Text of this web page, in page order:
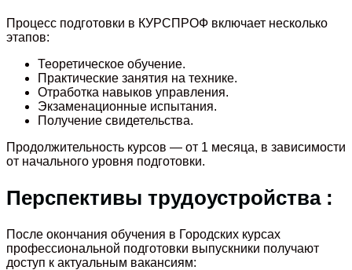
Процесс подготовки в КУРСПРОФ включает несколько
этапов:
Теоретическое обучение.
Практические занятия на технике.
Отработка навыков управления.
Экзаменационные испытания.
Получение свидетельства.
Продолжительность курсов — от 1 месяца, в зависимости
от начального уровня подготовки.
Перспективы трудоустройства :
После окончания обучения в Городских курсах
профессиональной подготовки выпускники получают
доступ к актуальным вакансиям: